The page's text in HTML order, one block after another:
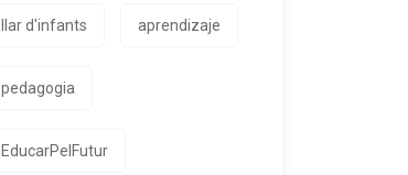
llar d'infants aprendizaje
pedagogia
EducarPelFutur